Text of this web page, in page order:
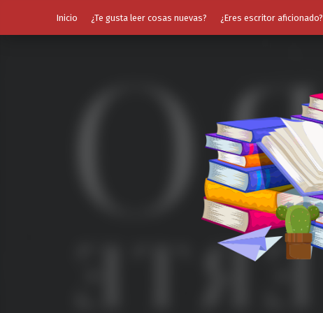
Inicio
¿Te gusta leer cosas nuevas? ¿Eres escritor aficionado?